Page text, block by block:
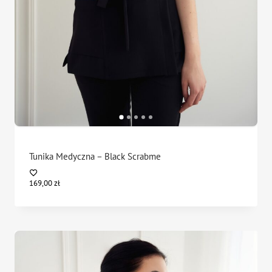
Tunika Medyczna – Black Scrabme
169,00zł